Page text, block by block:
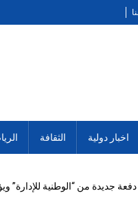
اخبار دولية الثقافة
جديدة من “الوطنية للإدارة”